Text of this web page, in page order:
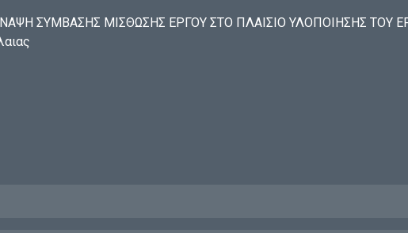
ΣΥΜΒΑΣΗΣ ΜΙΣΘΩΣΗΣ ΕΡΓΟΥ ΣΤΟ ΠΛΑΙΣΙΟ ΥΛΟΠΟΙΗΣΗΣ ΤΟΥ